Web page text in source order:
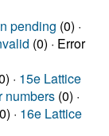
pending (0) ·
(0) · Error
· 15e Lattice
numbers (0) ·
· 16e Lattice